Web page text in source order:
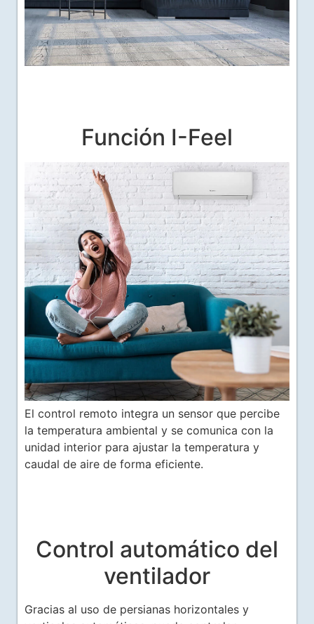
Función I-Feel
El control remoto integra un sensor que percibe
la temperatura ambiental y se comunica con la
unidad interior para ajustar la temperatura y
caudal de aire de forma eficiente.
Control automático del
ventilador
Gracias al uso de persianas horizontales y